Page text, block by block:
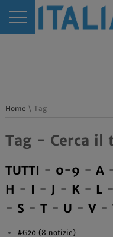
Home \ Tag
Tag - Cerca il
TUTTI - 0-9 - A
H - I - J - K- L-
- S - T- U - V-
#G20 (8 notizie)